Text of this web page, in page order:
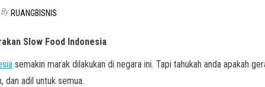
By RUANGBISNIS
Slow Food Indonesia
semakin marak dilakukan di negara ini. Tapi tahukah anda apakah
dan adil untuk semua.